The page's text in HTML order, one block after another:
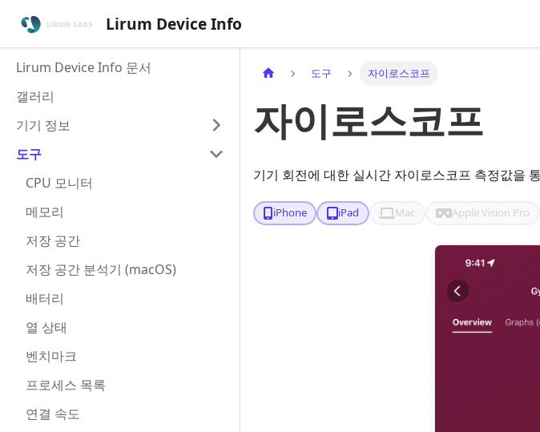
Lirum Device Info
Lirum Device Info 문서
갤러리
기기 정보
도구
CPU 모니터
메모리
저장 공간
저장 공간 분석기 (macOS)
배터리
열 상태
벤치마크
프로세스 목록
연결 속도
도구 자이로스코프
자이로스코프
기기 회전에 대한 실시간 자이로스코프 측정값을
iPhone iPad Mac Apple Vision Pro